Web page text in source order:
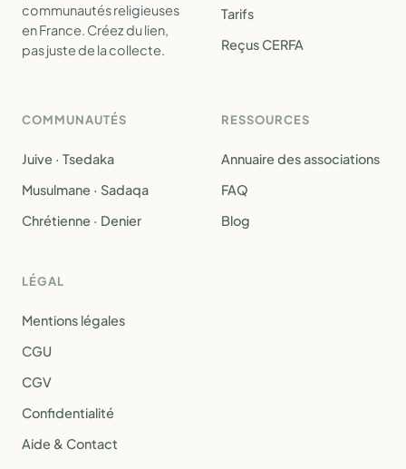
communautés religieuses
en France. Créez du lien,
pas juste de la collecte.
Tarifs
Reçus CERFA
COMMUNAUTÉS
Juive · Tsedaka
Musulmane · Sadaqa
Chrétienne · Denier
RESSOURCES
Annuaire des associations
FAQ
Blog
LÉGAL
Mentions légales
CGU
CGV
Confidentialité
Aide & Contact